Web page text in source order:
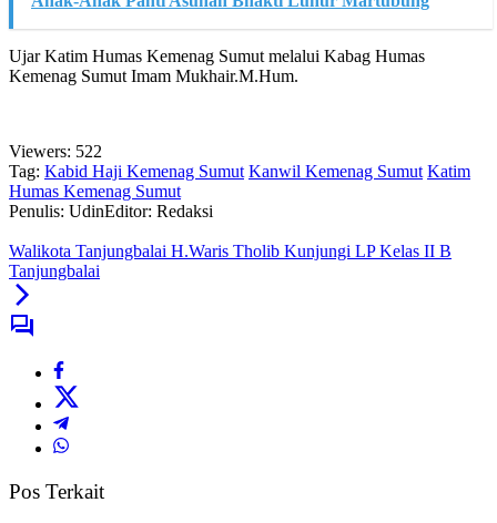
Ujar Katim Humas Kemenag Sumut melalui Kabag Humas
Kemenag Sumut Imam Mukhair.M.Hum.
Viewers: 522
Tag: Kabid Haji Kemenag Sumut Kanwil Kemenag Sumut Katim
Humas Kemenag Sumut
Penulis: UdinEditor: Redaksi
Walikota Tanjungbalai H.Waris Tholib Kunjungi LP Kelas II B
Tanjungbalai
Pos Terkait